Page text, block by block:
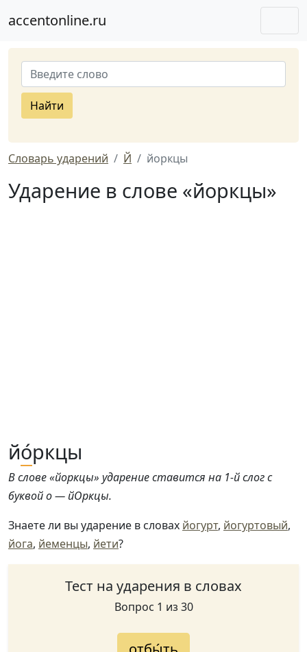
accentonline.ru
Найти
Словарь ударений Й йоркцы
Ударение в слове «йоркцы»
йо́ркцы
В слове «йоркцы» ударение ставится на 1-й слог с
буквой о — йОркцы.
Знаете ли вы ударение в словах йогурт, йогуртовый,
йога, йеменцы, йети?
Тест на ударения в словах
Вопрос 1 из 30